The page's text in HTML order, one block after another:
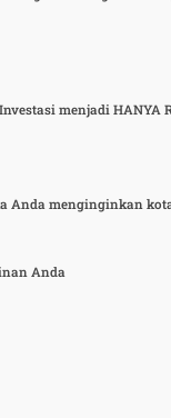
menjadi HANYA
Anda menginginkan
Anda